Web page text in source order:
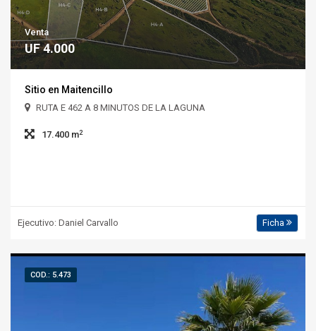
Venta
UF 4.000
Sitio en Maitencillo
RUTA E 462 A 8 MINUTOS DE LA LAGUNA
17.400 m2
Ejecutivo: Daniel Carvallo Ficha
COD.: 5.473